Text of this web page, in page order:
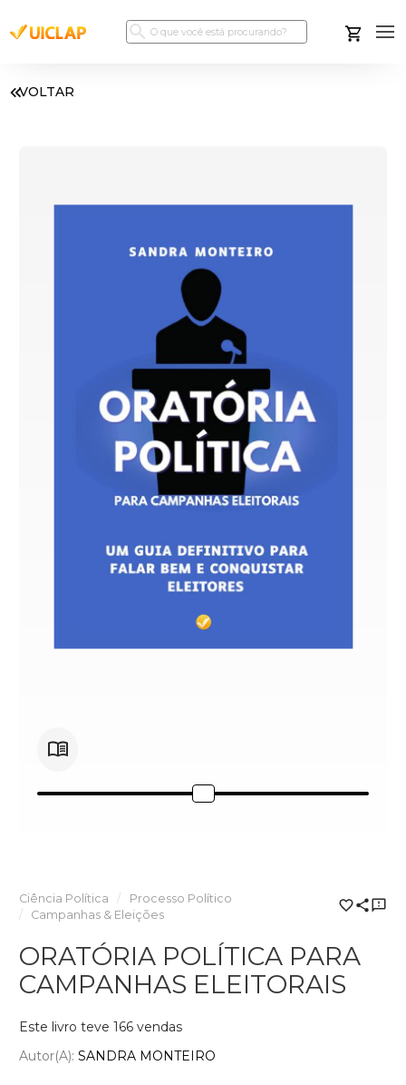
VOLTAR
Ciência Política
Processo Político
Campanhas & Eleições
ORATÓRIA POLÍTICA PARA
CAMPANHAS ELEITORAIS
Este livro teve 166 vendas
Autor(a): SANDRA MONTEIRO